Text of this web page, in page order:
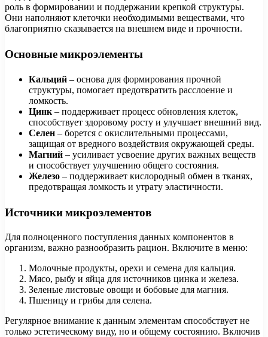
роль в формировании и поддержании крепкой структуры.
Они наполняют клеточки необходимыми веществами, что
благоприятно сказывается на внешнем виде и прочности.
Основные микроэлементы
Кальций – основа для формирования прочной
структуры, помогает предотвратить расслоение и
ломкость.
Цинк – поддерживает процесс обновления клеток,
способствует здоровому росту и улучшает внешний вид.
Селен – борется с окислительными процессами,
защищая от вредного воздействия окружающей среды.
Магний – усиливает усвоение других важных веществ
и способствует улучшению общего состояния.
Железо – поддерживает кислородный обмен в тканях,
предотвращая ломкость и утрату эластичности.
Источники микроэлементов
Для полноценного поступления данных компонентов в
организм, важно разнообразить рацион. Включите в меню:
Молочные продукты, орехи и семена для кальция.
Мясо, рыбу и яйца для источников цинка и железа.
Зеленые листовые овощи и бобовые для магния.
Пшеницу и грибы для селена.
Регулярное внимание к данным элементам способствует не
только эстетическому виду, но и общему состоянию. Включив